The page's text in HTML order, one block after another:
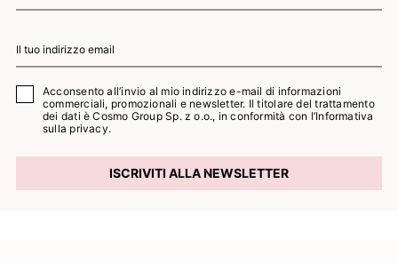
Acconsento all’invio al mio indirizzo e-mail di informazioni
commerciali, promozionali e newsletter. Il titolare del trattamento
dei dati è Cosmo Group Sp. z o.o., in conformità con l’Informativa
sulla privacy.
ISCRIVITI ALLA NEWSLETTER